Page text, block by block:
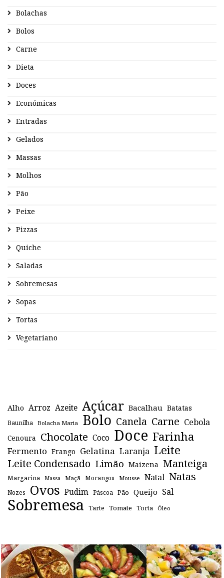
Bolachas
Bolos
Carne
Dieta
Doces
Económicas
Entradas
Gelados
Massas
Molhos
Pão
Peixe
Pizzas
Quiche
Saladas
Sobremesas
Sopas
Tortas
Vegetariano
Alho Arroz Azeite Açúcar Bacalhau Batatas
Baunilha Bolacha Maria Bolo Canela Carne Cebola
Cenoura Chocolate Coco Doce Farinha
Fermento Frango Gelatina Laranja Leite
Leite Condensado Limão Maizena Manteiga
Margarina Massa Maçã Morangos Mousse Natal Natas
Nozes Ovos Pudim Páscoa Pão Queijo Sal
Sobremesa Tarte Tomate Torta Óleo